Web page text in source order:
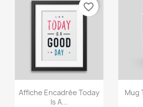
Aperçu rapide
Affiche Encadrée Today
Is A...
favorite_border

Mug